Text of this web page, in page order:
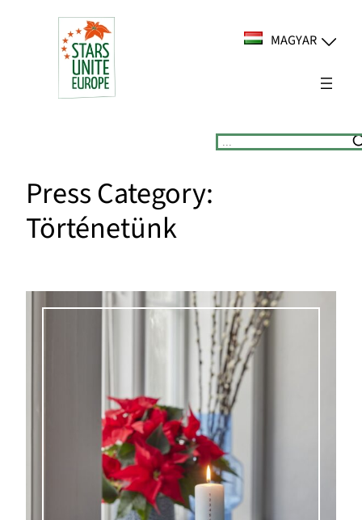
tartalomhoz
MAGYAR
Suchen
Press Category:
Történetünk